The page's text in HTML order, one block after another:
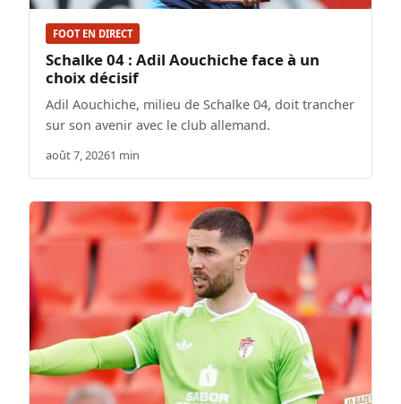
FOOT EN DIRECT
Schalke 04 : Adil Aouchiche face à un
choix décisif
Adil Aouchiche, milieu de Schalke 04, doit trancher
sur son avenir avec le club allemand.
août 7, 20261 min